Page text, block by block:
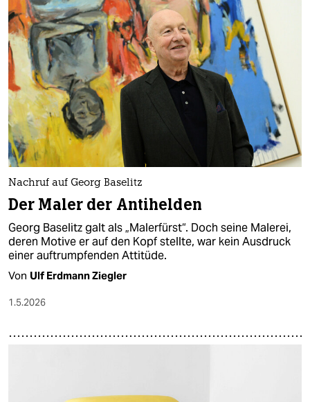
Nachruf auf Georg Baselitz
Der Maler der Antihelden
Georg Baselitz galt als „Malerfürst“. Doch seine Malerei,
deren Motive er auf den Kopf stellte, war kein Ausdruck
einer auftrumpfenden Attitüde.
Von Ulf Erdmann Ziegler
1.5.2026